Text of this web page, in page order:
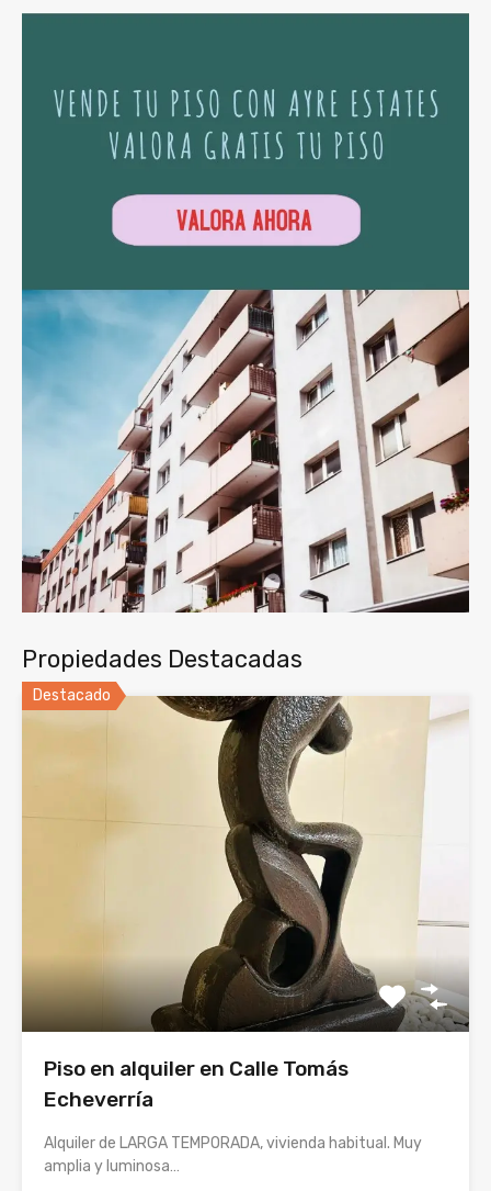
Propiedades Destacadas
Destacado
Piso en alquiler en Calle Tomás
Echeverría
Alquiler de LARGA TEMPORADA, vivienda habitual. Muy
amplia y luminosa…